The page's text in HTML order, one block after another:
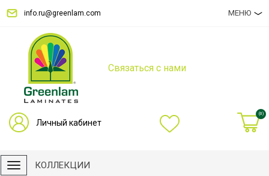
info.ru@greenlam.com МЕНЮ
Связаться с нами
Личный кабинет
(0)
КОЛЛЕКЦИИ